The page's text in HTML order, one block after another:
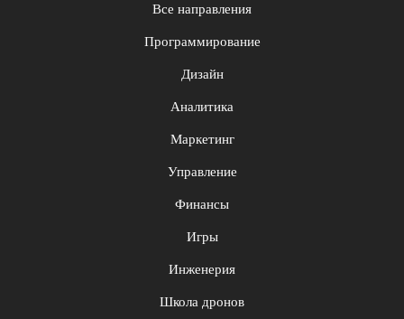
Все направления
Программирование
Дизайн
Аналитика
Маркетинг
Управление
Финансы
Игры
Инженерия
Школа дронов